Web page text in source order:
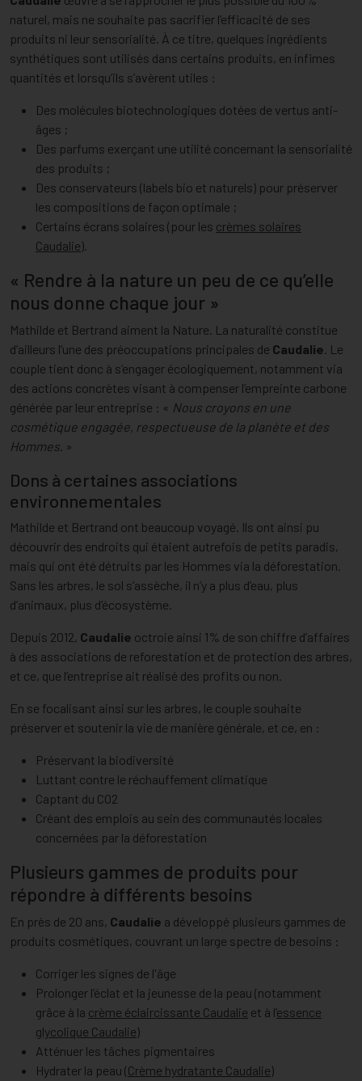
naturel, mais ne souhaite pas sacrifier l’efficacité de ses
produits ni leur sensorialité. À ce titre, quelques ingrédients
synthétiques sont utilisés dans certains produits, en infimes
quantités et lorsqu’ils s’avèrent utiles :
Des molécules biotechnologiques dotées de vertus anti-
âges ;
Des parfums exerçant une utilité concernant la sensorialité
des produits ;
Des conservateurs (labels bio et naturels) pour préserver
les compositions de façon optimale ;
Certains écrans solaires (pour les crèmes solaires
Caudalie).
« Rendre à la nature un peu de ce qu’elle
nous donne chaque jour »
Mathilde et Bertrand aiment la Nature. La naturalité constitue
d’ailleurs l’une des préoccupations principales de Caudalie. Le
couple tient donc à s’engager écologiquement, notamment via
des actions concrètes visant à compenser l’empreinte carbone
générée par leur entreprise : « Nous croyons en une
cosmétique engagée, respectueuse de la planète et des
Hommes. »
Dons à certaines associations
environnementales
Mathilde et Bertrand ont beaucoup voyagé. Ils ont ainsi pu
découvrir des endroits qui étaient autrefois de petits paradis,
mais qui ont été détruits par les Hommes via la déforestation.
Sans les arbres, le sol s’assèche, il n’y a plus d’eau, plus
d’animaux, plus d’écosystème.
Depuis 2012, Caudalie octroie ainsi 1% de son chiffre d’affaires
à des associations de reforestation et de protection des arbres,
et ce, que l’entreprise ait réalisé des profits ou non.
En se focalisant ainsi sur les arbres, le couple souhaite
préserver et soutenir la vie de manière générale, et ce, en :
Préservant la biodiversité
Luttant contre le réchauffement climatique
Captant du CO2
Créant des emplois au sein des communautés locales
concernées par la déforestation
Plusieurs gammes de produits pour
répondre à différents besoins
En près de 20 ans, Caudalie a développé plusieurs gammes de
produits cosmétiques, couvrant un large spectre de besoins :
Corriger les signes de l'âge
Prolonger l’éclat et la jeunesse de la peau (notamment
grâce à la crème éclaircissante Caudalie et à l’essence
glycolique Caudalie)
Atténuer les tâches pigmentaires
Hydrater la peau (Crème hydratante Caudalie)